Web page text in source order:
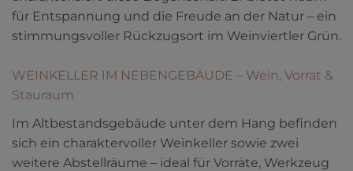
für Entspannung und die Freude an der Natur – ein
stimmungsvoller Rückzugsort im Weinviertler Grün.
WEINKELLER IM NEBENGEBÄUDE – Wein, Vorrat &
Stauraum
Im Altbestandsgebäude unter dem Hang befinden
sich ein charaktervoller Weinkeller sowie zwei
weitere Abstellräume – ideal für Vorräte, Werkzeug